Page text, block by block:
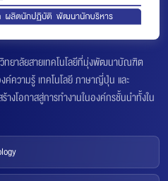
ยาลัยสายเทคโนโลยีที่มุ่งพัฒนาบัณฑิต
ความรู้ เทคโนโลยี ภาษาญี่ปุ่น และ
งโอกาสสู่การทำงานในองค์กรชั้นนำทั้งใน